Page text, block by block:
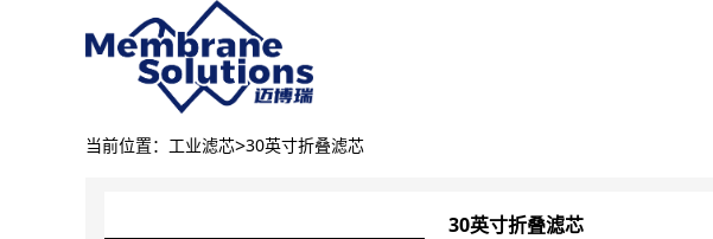
当前位置： 工业滤芯>30英寸折叠滤芯
30英寸折叠滤芯